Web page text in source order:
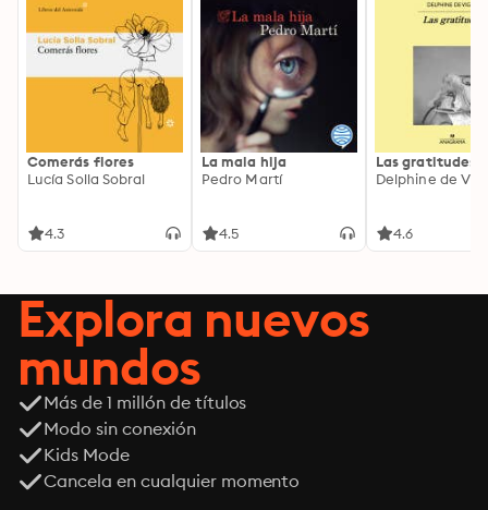
Comerás flores
Lucía Solla Sobral
4.3
La mala hija
Pedro Martí
4.5
Las gratitudes
Delphine de
4.6
Explora nuevos
mundos
Más de 1 millón de títulos
Modo sin conexión
Kids Mode
Cancela en cualquier momento